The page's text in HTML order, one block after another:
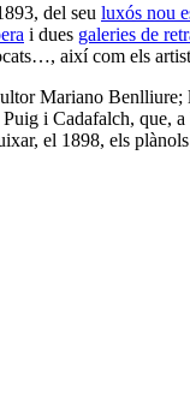
del seu luxós nou
i dues galeries de
així com els
Mariano
i Cadafalch, que,
el 1898, els